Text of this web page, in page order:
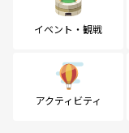
イベント・観戦
アクティビティ